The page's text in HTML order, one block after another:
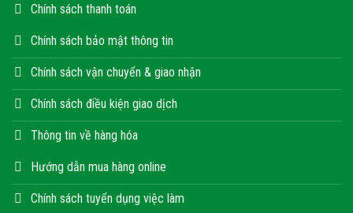
Chính sách thanh toán
Chính sách bảo mật thông tin
Chính sách vận chuyển & giao nhận
Chính sách điều kiện giao dịch
Thông tin về hàng hóa
Hướng dẫn mua hàng online
Chính sách tuyển dụng việc làm